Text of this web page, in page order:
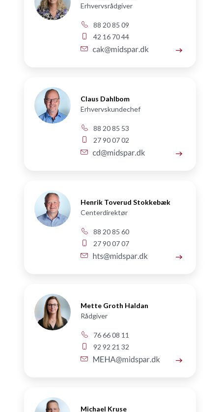
Erhvervsrådgiver
88 20 85 09
42 16 70 44
Claus Dahlbom
Erhvervskundechef
88 20 85 53
27 90 07 02
Henrik Toverud Stokkebæk
Centerdirektør
88 20 85 60
27 90 07 07
Mette Groth Haldan
Rådgiver
76 66 08 11
92 92 21 32
Michael Kruse